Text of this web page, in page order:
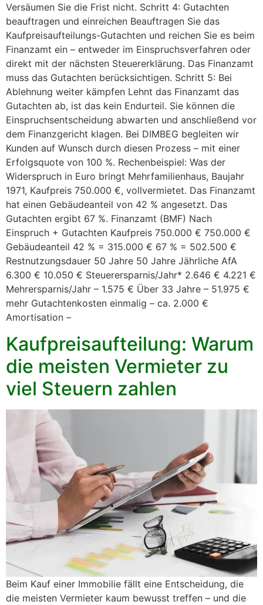
Versäumen Sie die Frist nicht. Schritt 4: Gutachten
beauftragen und einreichen Beauftragen Sie das
Kaufpreisaufteilungs-Gutachten und reichen Sie es beim
Finanzamt ein – entweder im Einspruchsverfahren oder
direkt mit der nächsten Steuererklärung. Das Finanzamt
muss das Gutachten berücksichtigen. Schritt 5: Bei
Ablehnung weiter kämpfen Lehnt das Finanzamt das
Gutachten ab, ist das kein Endurteil. Sie können die
Einspruchsentscheidung abwarten und anschließend vor
dem Finanzgericht klagen. Bei DIMBEG begleiten wir
Kunden auf Wunsch durch diesen Prozess – mit einer
Erfolgsquote von 100 %. Rechenbeispiel: Was der
Widerspruch in Euro bringt Mehrfamilienhaus, Baujahr
1971, Kaufpreis 750.000 €, vollvermietet. Das Finanzamt
hat einen Gebäudeanteil von 42 % angesetzt. Das
Gutachten ergibt 67 %. Finanzamt (BMF) Nach
Einspruch + Gutachten Kaufpreis 750.000 € 750.000 €
Gebäudeanteil 42 % = 315.000 € 67 % = 502.500 €
Restnutzungsdauer 50 Jahre 50 Jahre Jährliche AfA
6.300 € 10.050 € Steuerersparnis/Jahr* 2.646 € 4.221 €
Mehrersparnis/Jahr – 1.575 € Über 33 Jahre – 51.975 €
mehr Gutachtenkosten einmalig – ca. 2.000 €
Amortisation –
Kaufpreisaufteilung: Warum
die meisten Vermieter zu
viel Steuern zahlen
Beim Kauf einer Immobilie fällt eine Entscheidung, die
die meisten Vermieter kaum bewusst treffen – und die